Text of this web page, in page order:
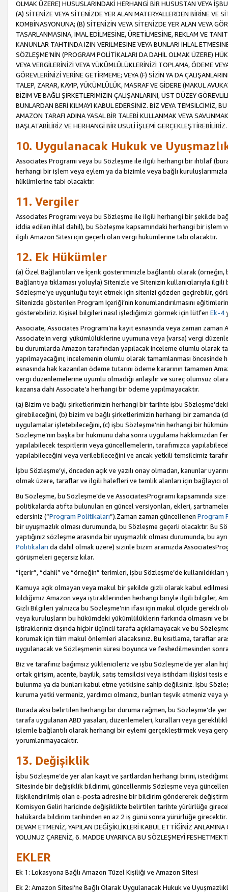
OLMAK ÜZERE) HUSUSLARINDAKİ HERHANGİ BİR HUSUSTAN VEYA
(A) SİTENİZE VEYA SİTENİZDE YER ALAN MATERYALLERDEN BİRİNE VE
KOMBİNASYONUNA; (B) SİTENİZİN VEYA SİTENİZDE YER ALAN VEYA
TASARLANMASINA, İMAL EDİLMESİNE, ÜRETİLMESİNE, REKLAM VE
KANUNLAR TAHTINDA İZİN VERİLMESİNE VEYA BUNLARI İHLAL
SÖZLEŞME’NİN (PROGRAM POLİTİKALARI DA DAHİL OLMAK ÜZERE)
VEYA VERGİLERİNİZİ VEYA YÜKÜMLÜLÜKLERİNİZİ TOPLAMA, ÖDEME
GÖREVLERİNİZİ YERİNE GETİRMEME; VEYA (F) SİZİN YA DA
TALEP, ZARAR, KAYIP, YÜKÜMLÜLÜK, MASRAF VE GİDERE (MAKUL
BİZİM VE BAĞLI ŞİRKETLERİMİZİN ÇALIŞANLARINI, ÜST DÜZEY
BUNLARDAN BERİ KILMAYI KABUL EDERSİNİZ. BİZ VEYA TEMSİLCİMİZ,
AMAZON TARAFI ADINA YASAL BİR TALEBİ KULLANMAK VEYA
BAŞLATABİLİRİZ VE HERHANGİ BİR USULİ İŞLEMİ GERÇEKLEŞTİREBİLİRİZ.
10. Uygulanacak Hukuk ve
Associates Programı veya bu Sözleşme ile ilgili herhangi bir ihtilaf
herhangi bir işlem veya eylem ya da bizimle veya bağlı
hükümlerine tabi olacaktır.
11. Vergiler
Associates Programı veya bu Sözleşme ile ilgili herhangi bir şekilde
iddia edilen ihlal dahil), bu Sözleşme kapsamındaki herhangi bir işlem
ilgili Amazon Sitesi için geçerli olan vergi hükümlerine tabi olacaktır.
12. Ek Hükümler
(a) Özel Bağlantıları ve İçerik gösteriminizle bağlantılı olarak
Bağlantıya tıklaması yoluyla) Sitenizle ve Sitenizin kullanıcılarıyla
Sözleşme’ye uygunluğu teyit etmek için sitenizi gözden geçirebilir,
Sitenizde gösterilen Program İçeriği’nin konumlandırılmasını
gösterebiliriz. Kişisel bilgileri nasıl işlediğimizi görmek için lütfen Ek-4
Associate, Associates Programı’na kayıt esnasında veya zaman
Associate’ın vergi yükümlülüklerine uyumuna veya (varsa) vergi
bu durumlarda Amazon tarafından yapılacak inceleme olumlu olarak
yapılmayacağını; incelemenin olumlu olarak tamamlanması
esnasında hak kazanılan ödeme tutarını ödeme kararının tamamen
vergi düzenlemelerine uyumlu olmadığı anlaşılır ve süreç olumsuz
kazansa dahi Associate’a herhangi bir ödeme yapılmayacaktır.
(a) Bizim ve bağlı şirketlerimizin herhangi bir tarihte işbu
girebileceğini, (b) bizim ve bağlı şirketlerimizin herhangi bir zamanda
uygulamalar işletebileceğini, (c) işbu Sözleşme’nin herhangi bir
Sözleşme’nin başka bir hükmünü daha sonra uygulama hakkımızdan
yapılabilecek tespitlerin veya güncellemelerin, tarafımızca
yapılabileceğini veya verilebileceğini ve ancak yetkili temsilcimiz
İşbu Sözleşme’yi, önceden açık ve yazılı onay olmadan, kanunlar
olmak üzere, taraflar ve ilgili halefleri ve temlik alanları için bağlayıcı
Bu Sözleşme, bu Sözleşme’de ve AssociatesProgramı kapsamında
politikalarda atıfta bulunulan en güncel versiyonları, ekleri,
edersiniz (“Program Politikaları”).Zaman zaman güncellenen Program
bir uyuşmazlık olması durumunda, bu Sözleşme geçerli olacaktır. Bu
yaptığınız sözleşme arasında bir uyuşmazlık olması durumunda, bu
Politikaları da dahil olmak üzere) sizinle bizim aramızda
görüşmeleri geçersiz kılar.
“İçerir”, “dahil” ve “örneğin” terimleri, işbu Sözleşme’de
Kamuya açık olmayan veya makul bir şekilde gizli olarak kabul
kıldığımız Amazon veya iştiraklerinden herhangi biriyle ilgili bilgiler,
Gizli Bilgileri yalnızca bu Sözleşme’nin ifası için makul ölçüde gerekli
veya kuruluşların bu hükümdeki yükümlülüklerin farkında olmasını ve
iştirakleriniz dışında hiçbir üçüncü tarafa açıklamayacak ve bu
korumak için tüm makul önlemleri alacaksınız. Bu kısıtlama, taraflar
uygulanacak ve Sözleşmenin süresi boyunca ve feshedilmesinden
Biz ve tarafınız bağımsız yüklenicileriz ve işbu Sözleşme’de yer alan
ortak girişim, acente, bayilik, satış temsilcisi veya istihdam ilişkisi
bulunma ya da bunları kabul etme yetkisine sahip değilsiniz. İşbu
kuruma yetki vermeniz, yardımcı olmanız, bunları teşvik etmeniz
Burada aksi belirtilen herhangi bir duruma rağmen, bu Sözleşme’de
tarafa uygulanan ABD yasaları, düzenlemeleri, kuralları veya
işlemle bağlantılı olarak herhangi bir eylemi gerçekleştirmek veya
yorumlanmayacaktır.
13. Değişiklik
İşbu Sözleşme’de yer alan kayıt ve şartlardan herhangi birini,
Sitesinde bir değişiklik bildirimi, güncellenmiş Sözleşme veya
ilişkilendirilmiş olan e-posta adresine bir bildirim göndererek
Komisyon Geliri haricinde değişiklikte belirtilen tarihte yürürlüğe
halükarda bildirim tarihinden en az 2 iş günü sonra yürürlüğe girecektir.
DEVAM ETMENİZ, YAPILAN DEĞİŞİKLİKLERİ KABUL ETTİĞİNİZ
YOLUNUZ ÇARENİZ, 6. MADDE UYARINCA BU SÖZLEŞMEYİ
EKLER
Ek 1: Lokasyona Bağlı Amazon Tüzel Kişiliği ve Amazon Sitesi
Ek 2: Amazon Sitesi’ne Bağlı Olarak Uygulanacak Hukuk ve